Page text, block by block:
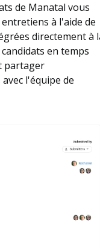
de Manatal vous
à l'aide de
directement à
en temps
partager
l'équipe de